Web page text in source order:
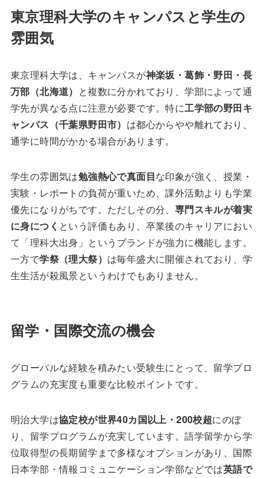
東京理科大学のキャンパスと学生の
雰囲気
東京理科大学は、キャンパスが神楽坂・葛飾・野田・長
万部（北海道） と複数に分かれており、学部によって通
学先が異なる点に注意が必要です。特に工学部の野田キ
ャンパス（千葉県野田市） は都心からやや離れており、
通学に時間がかかる場合があります。
学生の雰囲気は勉強熱心で真面目な印象が強く、授業・
実験・レポートの負荷が重いため、課外活動よりも学業
優先になりがちです。ただしその分、 専門スキルが着実
に身につく という評価もあり、卒業後のキャリアにおい
て「理科大出身」というブランドが強力に機能します。
一方で学祭（理大祭） は毎年盛大に開催されており、学
生生活が殺風景というわけでもありません。
留学・国際交流の機会
グローバルな経験を積みたい受験生にとって、留学プロ
グラムの充実度も重要な比較ポイントです。
明治大学は協定校が世界40カ国以上・200校超にのぼ
り、留学プログラムが充実しています。語学留学から学
位取得型の長期留学まで多様なオプションがあり、国際
日本学部・情報コミュニケーション学部などでは英語で